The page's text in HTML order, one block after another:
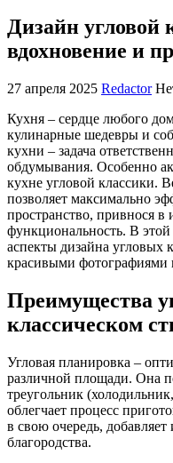
Дизайн угловой
вдохновение и
27 апреля 2025 Redactor
Кухня – сердце любого
кулинарные шедевры и
кухни – задача
обдумывания. Особенно
кухне угловой классики.
позволяет максимально
пространство, привнося в
функциональность. В
аспекты дизайна угловых
красивыми фотографиями
Преимущества
классическом
Угловая планировка –
различной площади. Она
треугольник
облегчает процесс
в свою очередь,
благородства.